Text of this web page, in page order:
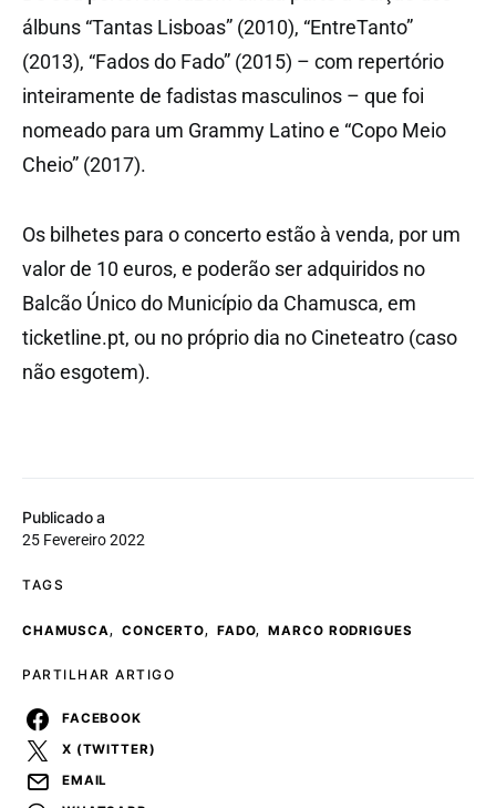
Publicado a
25 Fevereiro 2022
TAGS
CHAMUSCA, CONCERTO, FADO, MARCO RODRIGUES
PARTILHAR ARTIGO
FACEBOOK
X (TWITTER)
EMAIL
álbuns “Tantas Lisboas” (2010), “EntreTanto”
(2013), “Fados do Fado” (2015) – com repertório
inteiramente de fadistas masculinos – que foi
nomeado para um Grammy Latino e “Copo Meio
Cheio” (2017).
Os bilhetes para o concerto estão à venda, por um
valor de 10 euros, e poderão ser adquiridos no
Balcão Único do Município da Chamusca, em
ticketline.pt, ou no próprio dia no Cineteatro (caso
não esgotem).